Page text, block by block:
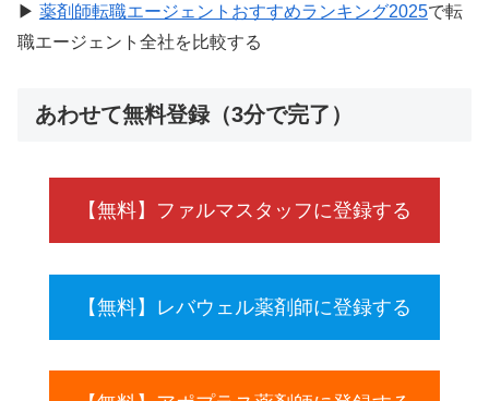
▶ 薬剤師転職エージェントおすすめランキング2025で転
職エージェント全社を比較する
あわせて無料登録（3分で完了）
【無料】ファルマスタッフに登録する
【無料】レバウェル薬剤師に登録する